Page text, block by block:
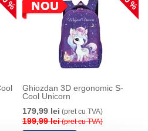
Ghiozdan 3D ergonomic S-
Cool Unicorn
179,99 lei (pret cu TVA)
199,99 lei(pret cu TVA)